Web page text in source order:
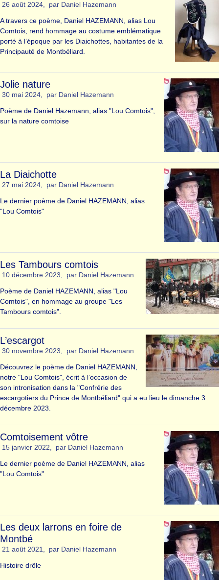
26 août 2024 par Daniel Hazemann
A travers ce poème, Daniel HAZEMANN, alias Lou
Comtois, rend hommage au costume emblématique
porté à l’époque par les Diaichottes, habitantes de la
Principauté de Montbéliard.
Jolie nature
30 mai 2024 par Daniel Hazemann
Poème de Daniel Hazemann, alias "Lou Comtois",
sur la nature comtoise
La Diaichotte
27 mai 2024 par Daniel Hazemann
Le dernier poème de Daniel HAZEMANN, alias
"Lou Comtois"
Les Tambours comtois
10 décembre 2023 par Daniel Hazemann
Poème de Daniel HAZEMANN, alias "Lou
Comtois", en hommage au groupe "Les
Tambours comtois".
L’escargot
30 novembre 2023 par Daniel Hazemann
Découvrez le poème de Daniel HAZEMANN,
notre "Lou Comtois", écrit à l’occasion de
son intronisation dans la "Confrérie des
escargotiers du Prince de Montbéliard" qui a eu lieu le dimanche 3
décembre 2023.
Comtoisement vôtre
15 janvier 2022 par Daniel Hazemann
Le dernier poème de Daniel HAZEMANN, alias
"Lou Comtois"
Les deux larrons en foire de
Montbé
21 août 2021 par Daniel Hazemann
Histoire drôle